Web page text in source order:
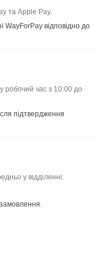
та Apple Pay.
WayForPay відповідно до
робочий час з 10:00 до
підтвердження
у відділенні.